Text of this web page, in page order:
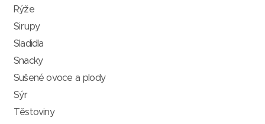
Rýže
Sirupy
Sladidla
Snacky
Sušené ovoce a plody
Sýr
Těstoviny